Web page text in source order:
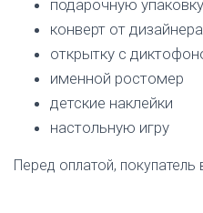
подарочную упаковку
конверт от дизайнера
открытку с
именной ростомер
детские наклейки
настольную игру
Перед оплатой, покупатель